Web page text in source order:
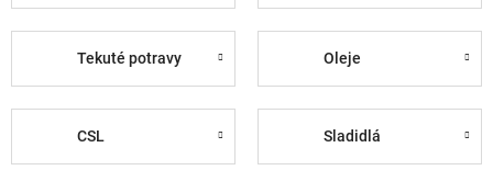
Tekuté potravy Oleje
CSL Sladidlá